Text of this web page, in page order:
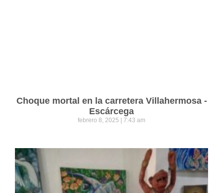
Choque mortal en la carretera Villahermosa -
Escárcega
febrero 8, 2025 7:43 am